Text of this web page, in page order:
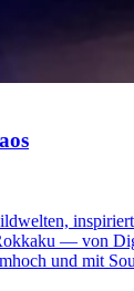
— von
und mit